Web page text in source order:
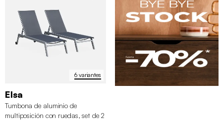
6 variantes
Elsa
Tumbona de aluminio de
multiposición con ruedas, set de 2